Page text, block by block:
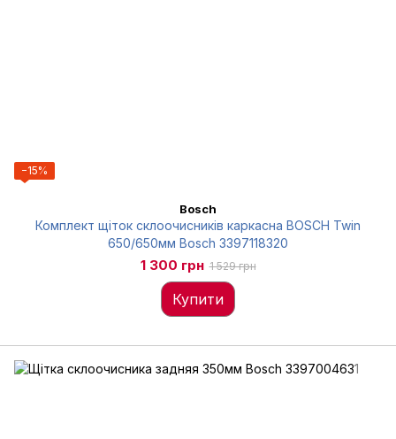
−15%
Bosch
Комплект щіток склоочисників каркасна BOSCH Twin
650/650мм Bosch 3397118320
1 300 грн 1 529 грн
Купити